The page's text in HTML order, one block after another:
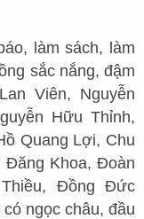
làm sách, làm
sắc nắng, đậm
Viên, Nguyễn
Hữu Thỉnh,
Quang Lợi, Chu
Đăng Khoa, Đoàn
Đồng Đức
ngọc châu, đầu